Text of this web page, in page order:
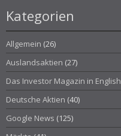
Kategorien
Allgemein (26)
Auslandsaktien (27)
Das Investor Magazin in English
Deutsche Aktien (40)
Google News (125)